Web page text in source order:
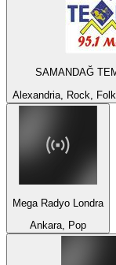
SAMANDAĞ
Alexandria, Rock,
Mega Radyo Londra
Ankara, Pop